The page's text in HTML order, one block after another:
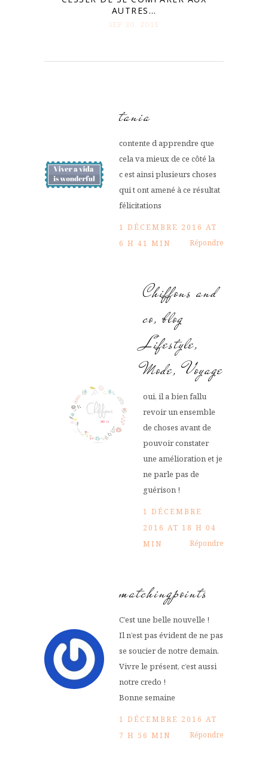
AUTRES…
SEP 30. 2015
tania
contente d apprendre que
cela va mieux de ce côté la
c est ainsi plusieurs choses
qui t ont amené à ce résultat
félicitations
1 DÉCEMBRE 2016 AT
6 H 41 MIN
Répondre
Chiffons and
co, blog
Lifestyle,
Mode, Voyage
oui, il a bien fallu
revoir un ensemble
de choses avant de
pouvoir constater
une amélioration et je
ne parle pas de
guérison !
1 DÉCEMBRE
2016 AT 18 H 04
MIN
Répondre
matchingpoints
C’est une belle nouvelle !
Il n’est pas évident de ne pas
se soucier de notre demain.
Vivre le présent, c’est aussi
notre credo !
Bonne semaine
1 DÉCEMBRE 2016 AT
7 H 56 MIN
Répondre